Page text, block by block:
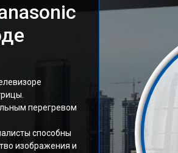
перегревом
способны
изображения и